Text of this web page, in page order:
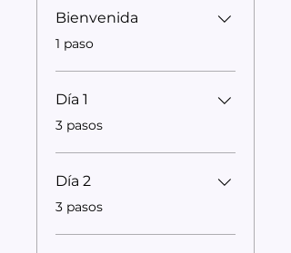
Bienvenida
.1 paso
Día 1
.3 pasos
Día 2
.3 pasos